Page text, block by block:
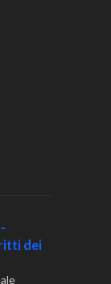
dei